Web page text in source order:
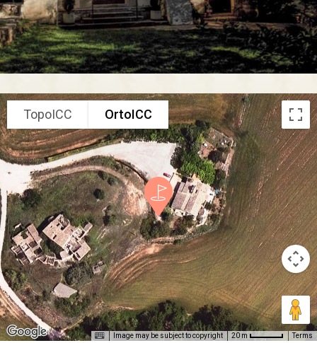
TopoICC OrtoICC
Image may be subject to copyright 20 m Terms